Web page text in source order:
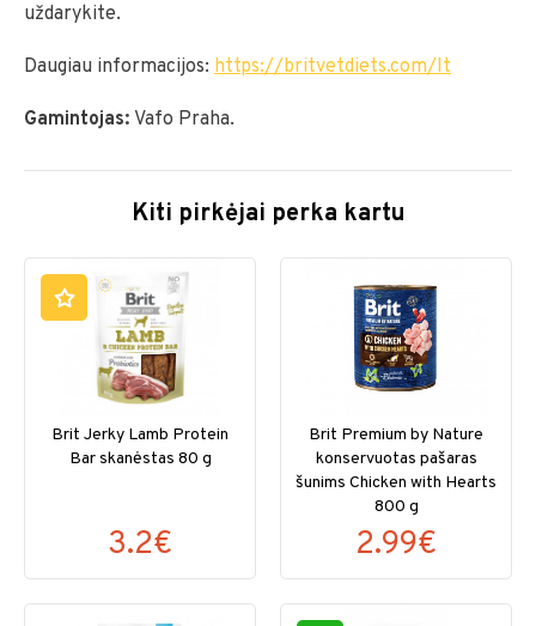
uždarykite.
Daugiau informacijos: https://britvetdiets.com/lt
Gamintojas: Vafo Praha.
Kiti pirkėjai perka kartu
Brit Jerky Lamb Protein
Bar skanėstas 80 g
3.2€
Brit Premium by Nature
konservuotas pašaras
šunims Chicken with Hearts
800 g
2.99€